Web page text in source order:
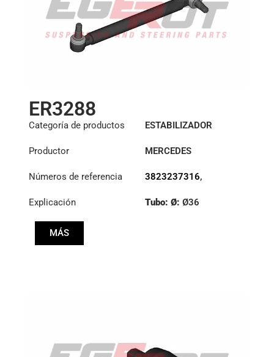
ER3288
Categoría de productos ESTABILIZADOR
Productor MERCEDES
Números de referencia 3823237316,
3833230316
Explicación Tubo: Ø: Ø36
MÁS